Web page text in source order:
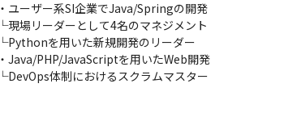
・ユーザー系SI企業でJava/Springの開発
└現場リーダーとして4名のマネジメント
└Pythonを用いた新規開発のリーダー
・Java/PHP/JavaScriptを用いたWeb開発
└DevOps体制におけるスクラムマスター